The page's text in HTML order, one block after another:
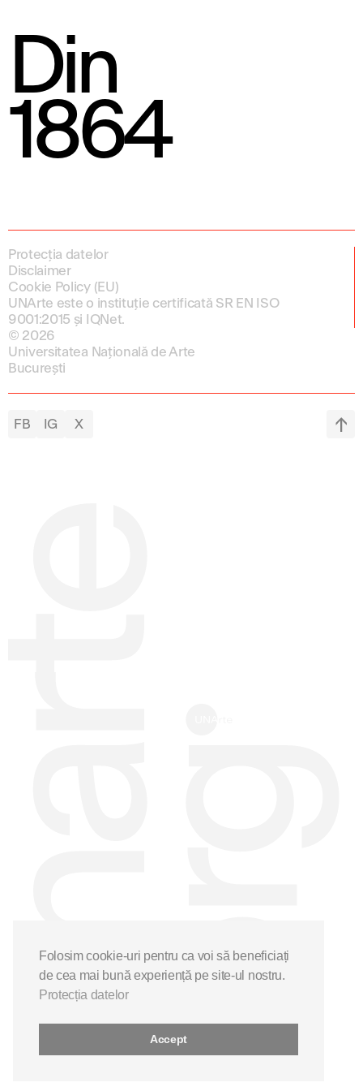
Din
1864
Protecția datelor
Disclaimer
Cookie Policy (EU)
UNArte este o instituție certificată SR EN ISO
9001:2015 și IQNet.
© 2026
Universitatea Națională de Arte
București
FB IG X
Folosim cookie-uri pentru ca voi să beneficiați
de cea mai bună experiență pe site-ul nostru.
Protecția datelor
Accept